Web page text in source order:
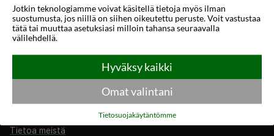
sähköpostitse?
Tietoa meistä
Jotkin teknologiamme voivat käsitellä tietoja myös ilman
suostumusta, jos niillä on siihen oikeutettu peruste. Voit vastustaa
tätä tai muuttaa asetuksiasi milloin tahansa seuraavalla
välilehdellä.
Hyväksy kaikki
Omat valintani
Tietosuojakäytäntömme